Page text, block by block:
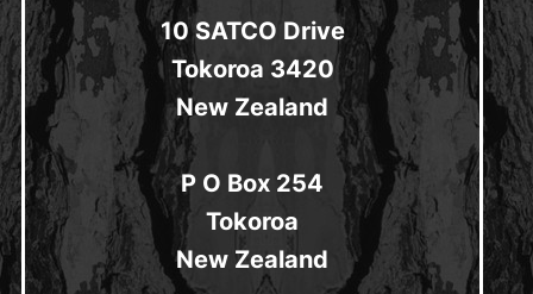
10 SATCO Drive
Tokoroa 3420
New Zealand
P O Box 254
Tokoroa
New Zealand